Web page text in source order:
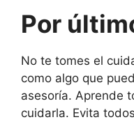
Por
No te tomes el
como algo que
asesoría. Aprende
cuidarla. Evita